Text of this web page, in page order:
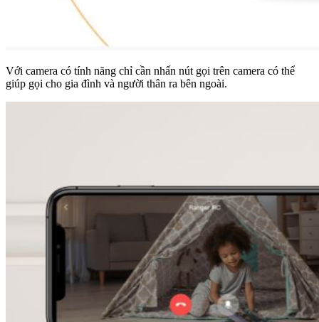
Với camera có tính năng chỉ cần nhấn nút gọi trên camera có thể
giúp gọi cho gia đình và người thân ra bên ngoài.